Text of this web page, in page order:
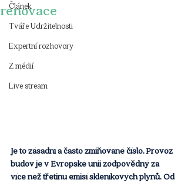
Článek
Tváře Udržitelnosti
Expertní rozhovory
Z médií
Live stream
renovace
Je to zásadní a často zmiňované číslo. Provoz
budov je v Evropské unii zodpovědný za
více než třetinu emisí skleníkových plynů. Od